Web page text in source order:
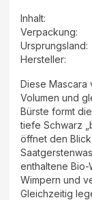
Inhalt:
Verpackung:
Ursprungsland:
Hersteller:
Diese Mascara
Volumen und
Bürste formt
tiefe Schwarz
öffnet den
enthaltene
Wimpern und
Gleichzeitig